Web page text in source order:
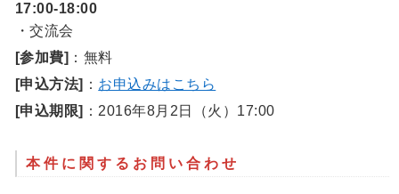
17:00-18:00
・交流会
[参加費] ：無料
[申込方法] ： お申込みはこちら
[申込期限] ：2016年8月2日（火）17:00
本件に関するお問い合わせ